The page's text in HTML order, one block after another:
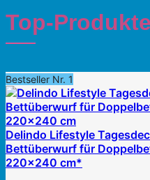
Top-Produkte
Bestseller Nr. 1
Delindo Lifestyle
Bettüberwurf für
220x240 cm*